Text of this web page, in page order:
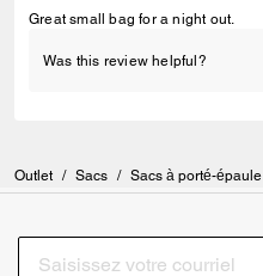
Great small bag for a night out.
Was this review helpful?
Outlet / Sacs / Sacs à porté-épaule